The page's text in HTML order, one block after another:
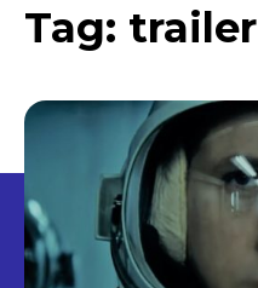
Tag: trailer